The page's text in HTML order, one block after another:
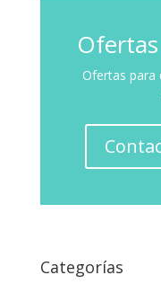
Ofertas para
Categorías